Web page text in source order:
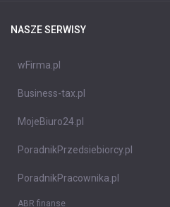
NASZE SERWISY
wFirma.pl
Business-tax.pl
MojeBiuro24.pl
PoradnikPrzedsiebiorcy.pl
PoradnikPracownika.pl
ABR finanse